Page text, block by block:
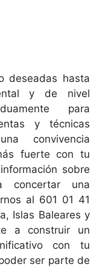
deseadas hasta
y de nivel
para
y técnicas
convivencia
fuerte con tu
sobre
concertar una
al 601 01 41
Islas Baleares y
a construir un
con tu
ser parte de